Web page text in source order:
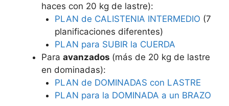
haces con 20 kg de lastre):
PLAN de CALISTENIA INTERMEDIO (7
planificaciones diferentes)
PLAN para SUBIR la CUERDA
Para avanzados (más de 20 kg de lastre
en dominadas):
PLAN de DOMINADAS con LASTRE
PLAN para la DOMINADA a un BRAZO